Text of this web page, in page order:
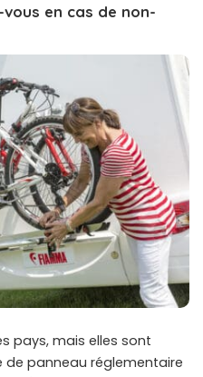
en cas de non-
pays, mais elles sont
de panneau réglementaire